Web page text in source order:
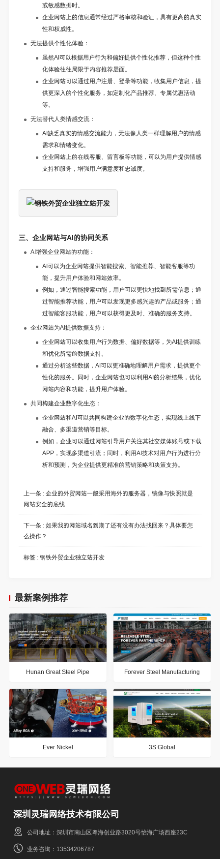
或敏感数据时。
企业网站上的信息通常经过严格审核和验证，具有更高的真实
性和权威性。
无法提供个性化体验：
虽然AI可以根据用户行为和偏好提供个性化推荐，但这种个性
化体验往往局限于内容推荐层面。
企业网站可以通过用户注册、登录等功能，收集用户信息，提
供更深入的个性化服务，如定制化产品推荐、专属优惠活动
等。
无法替代人类情感交流：
AI缺乏真实的情感交流能力，无法像人类一样理解用户的情感
需求和情绪变化。
企业网站上的在线客服、留言板等功能，可以为用户提供情感
支持和服务，增强用户满意度和忠诚度。
三、企业网站与AI的协同关系
AI增强企业网站的功能：
AI可以为企业网站提供智能搜索、智能推荐、智能客服等功
能，提升用户体验和网站效率。
例如，通过智能搜索功能，用户可以更快地找到所需信息；通
过智能推荐功能，用户可以发现更多感兴趣的产品或服务；通
过智能客服功能，用户可以获得更及时、准确的服务支持。
企业网站为AI提供数据支持：
企业网站可以收集用户行为数据、偏好数据等，为AI提供训练
和优化所需的数据支持。
通过分析这些数据，AI可以更准确地理解用户需求，提供更个
性化的服务。同时，企业网站也可以利用AI的分析结果，优化
网站内容和功能，提升用户体验。
共同构建企业数字化生态：
企业网站和AI可以共同构建企业的数字化生态，实现线上线下
融合、多渠道营销等目标。
例如，企业可以通过网站引导用户关注其社交媒体账号或下载
APP，实现多渠道引流；同时，利用AI技术对用户行为进行分
析和预测，为企业提供更精准的营销策略和决策支持。
上一条 :企业的外贸网站一般采用海外的服务器，镜像与快照就是
网站安全的底线
下一条 :如果我的网站域名到期了还有没有办法找回来？具体要怎
么操作？
标签 :钢铁外贸企业独立站开发
最新案例推荐
Hunan Great Steel Pipe Forever Steel Manufacturing
Ever Nickel 3S Global
深圳灵瑞网络技术有限公司
公司地址：深圳市南山区粤海创业路3020号怡海广场西座23C
业务咨询：13534206787